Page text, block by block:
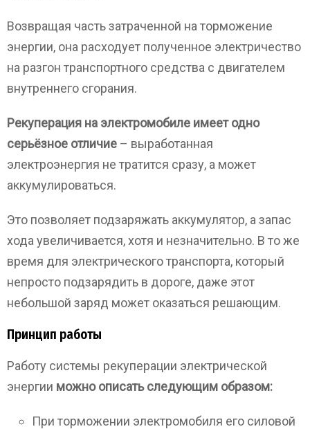
Возвращая часть затраченной на торможение
энергии, она расходует полученное электричество
на разгон транспортного средства с двигателем
внутреннего сгорания.
Рекуперация на электромобиле имеет одно
серьёзное отличие – выработанная
электроэнергия не тратится сразу, а может
аккумулироваться.
Это позволяет подзаряжать аккумулятор, а запас
хода увеличивается, хотя и незначительно. В то же
время для электрического транспорта, который
непросто подзарядить в дороге, даже этот
небольшой заряд может оказаться решающим.
Принцип работы
Работу системы рекуперации электрической
энергии можно описать следующим образом:
При торможении электромобиля его силовой